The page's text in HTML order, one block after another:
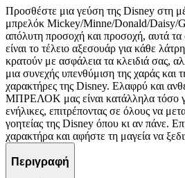
Προσθέστε μια γεύση της Disney στη
μπρελόκ Mickey/Minne/Donald/Daisy/
απόλυτη προσοχή και προσοχή, αυτά τα
είναι το τέλειο αξεσουάρ για κάθε
κρατούν με ασφάλεια τα κλειδιά σας,
μια συνεχής υπενθύμιση της χαράς και
χαρακτήρες της Disney. Ελαφρύ και
ΜΠΡΕΛΟΚ μας είναι κατάλληλα τόσο
ενήλικες, επιτρέποντας σε όλους να
γοητείας της Disney όπου κι αν πάνε.
χαρακτήρα και αφήστε τη μαγεία να
Περιγραφή